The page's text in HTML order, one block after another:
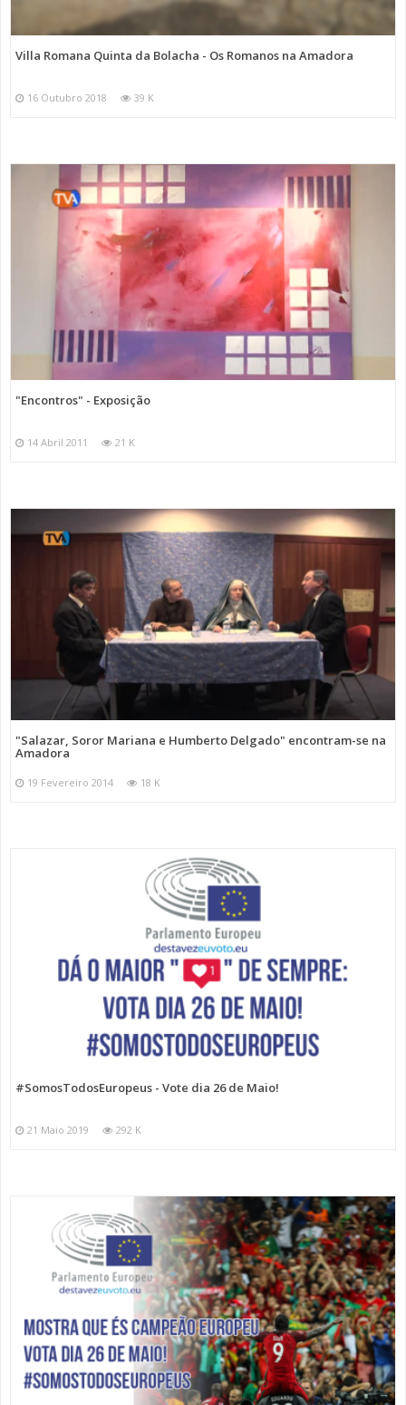
Villa Romana Quinta da Bolacha - Os Romanos na Amadora
16 Outubro 2018 39 K
"Encontros" - Exposição
14 Abril 2011 21 K
"Salazar, Soror Mariana e Humberto Delgado" encontram-se na
Amadora
19 Fevereiro 2014 18 K
#SomosTodosEuropeus - Vote dia 26 de Maio!
21 Maio 2019 292 K